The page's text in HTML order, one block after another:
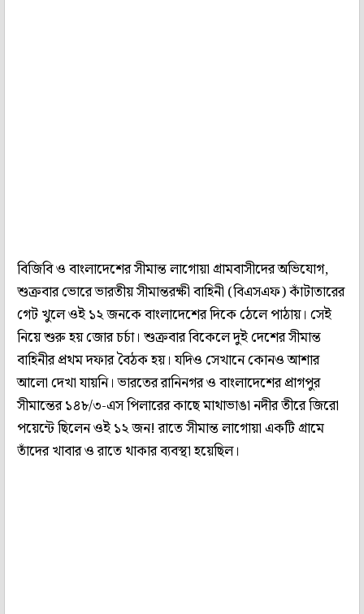
বিজিবি ও বাংলাদেশের সীমান্ত লাগোয়া গ্রামবাসীদের অভিযোগ,
শুক্রবার ভোরে ভারতীয় সীমান্তরক্ষী বাহিনী (বিএসএফ) কাঁটাতারের
গেট খুলে ওই ১২ জনকে বাংলাদেশের দিকে ঠেলে পাঠায়। সেই
নিয়ে শুরু হয় জোর চর্চা। শুক্রবার বিকেলে দুই দেশের সীমান্ত
বাহিনীর প্রথম দফার বৈঠক হয়। যদিও সেখানে কোনও আশার
আলো দেখা যায়নি। ভারতের রানিনগর ও বাংলাদেশের প্রাগপুর
সীমান্তের ১৪৮/৩-এস পিলারের কাছে মাথাভাঙা নদীর তীরে জিরো
পয়েন্টে ছিলেন ওই ১২ জন! রাতে সীমান্ত লাগোয়া একটি গ্রামে
তাঁদের খাবার ও রাতে থাকার ব্যবস্থা হয়েছিল।